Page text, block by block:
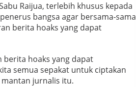
Raijua, terlebih khusus kepada
bangsa agar bersama-sama
berita hoaks yang dapat
berita hoaks yang dapat
semua sepakat untuk ciptakan
mantan jurnalis itu.